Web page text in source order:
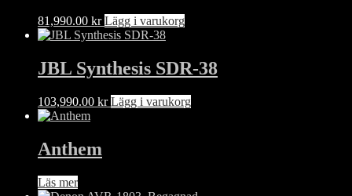
81,990.00 kr Lägg i varukorg
JBL Synthesis SDR-38
103,990.00 kr Lägg i varukorg
Anthem
Läs mer